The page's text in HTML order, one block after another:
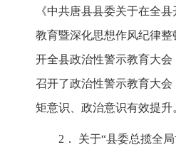
《中共唐县县委关于在全
教育暨深化思想作风纪律
开全县政治性警示教育大
召开了政治性警示教育大
矩意识、政治意识有效提升
2． 关于“县委总揽全